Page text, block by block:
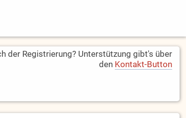
der Registrierung? Unterstützung gibt's über
den Kontakt-Button